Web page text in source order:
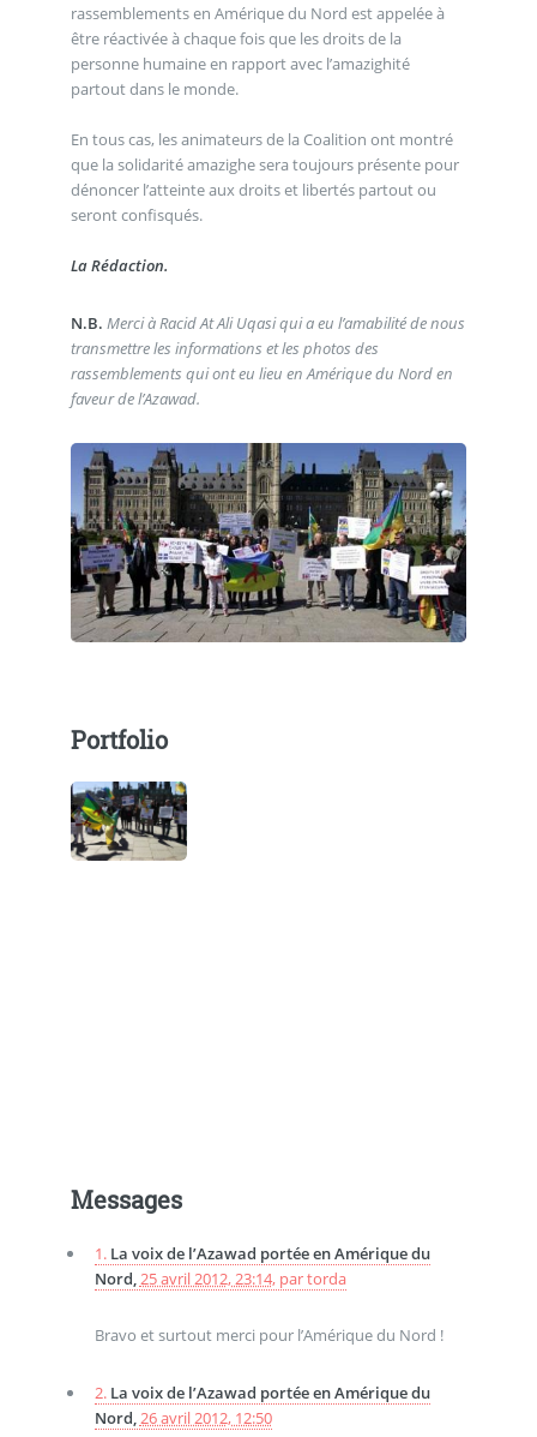
rassemblements en Amérique du Nord est appelée à
être réactivée à chaque fois que les droits de la
personne humaine en rapport avec l’amazighité
partout dans le monde.
En tous cas, les animateurs de la Coalition ont montré
que la solidarité amazighe sera toujours présente pour
dénoncer l’atteinte aux droits et libertés partout ou
seront confisqués.
La Rédaction.
N.B. Merci à Racid At Ali Uqasi qui a eu l’amabilité de nous
transmettre les informations et les photos des
rassemblements qui ont eu lieu en Amérique du Nord en
faveur de l’Azawad.
Portfolio
Messages
1. La voix de l’Azawad portée en Amérique du
Nord, 25 avril 2012, 23:14, partorda
Bravo et surtout merci pour l’Amérique du Nord !
2. La voix de l’Azawad portée en Amérique du
Nord,26 avril 2012, 12:50